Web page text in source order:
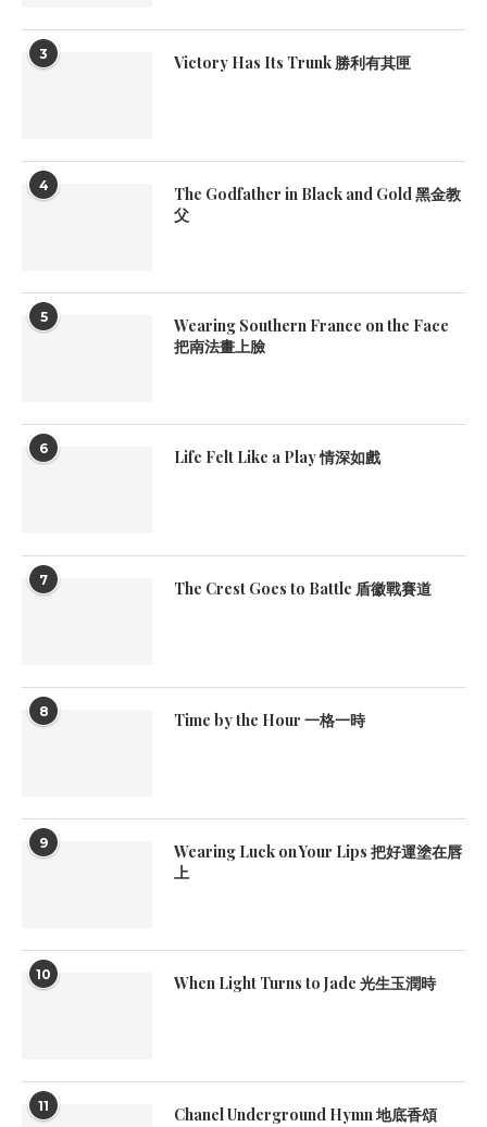
3 Victory Has Its Trunk 勝利有其匣
4
The Godfather in Black and Gold 黑金教
父
5
Wearing Southern France on the Face
把南法畫上臉
6 Life Felt Like a Play 情深如戲
7 The Crest Goes to Battle 盾徽戰賽道
8 Time by the Hour 一格一時
9
Wearing Luck on Your Lips 把好運塗在唇
上
10 When Light Turns to Jade 光生玉潤時
11 Chanel Underground Hymn 地底香頌